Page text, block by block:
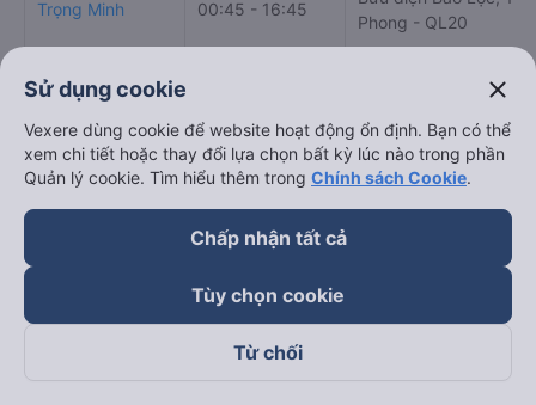
https://vexere.com/vi-VN/xe-dien-linh-limousine
Số điện thoại đặt mua vé xe Đạ Huoai - Lâm Đồng
Bảng tổng hợp thông tin
Sử dụng cookie close
Vexere dùng cookie để website hoạt động ổn định. Bạn có thể
xem chi tiết hoặc thay đổi lựa chọn bất kỳ lúc nào trong phần
Quản lý cookie. Tìm hiểu thêm trong Chính sách Cookie.
Chấp nhận tất cả
Tùy chọn cookie
Từ chối